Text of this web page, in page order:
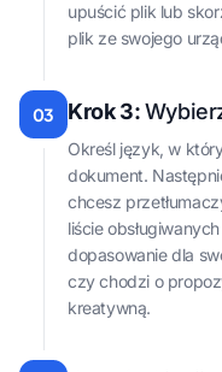
upuścić plik lub
plik ze swojego
03 Krok 3:
Określ język, w
dokument.
chcesz
liście
dopasowanie dla
czy chodzi o
kreatywną.